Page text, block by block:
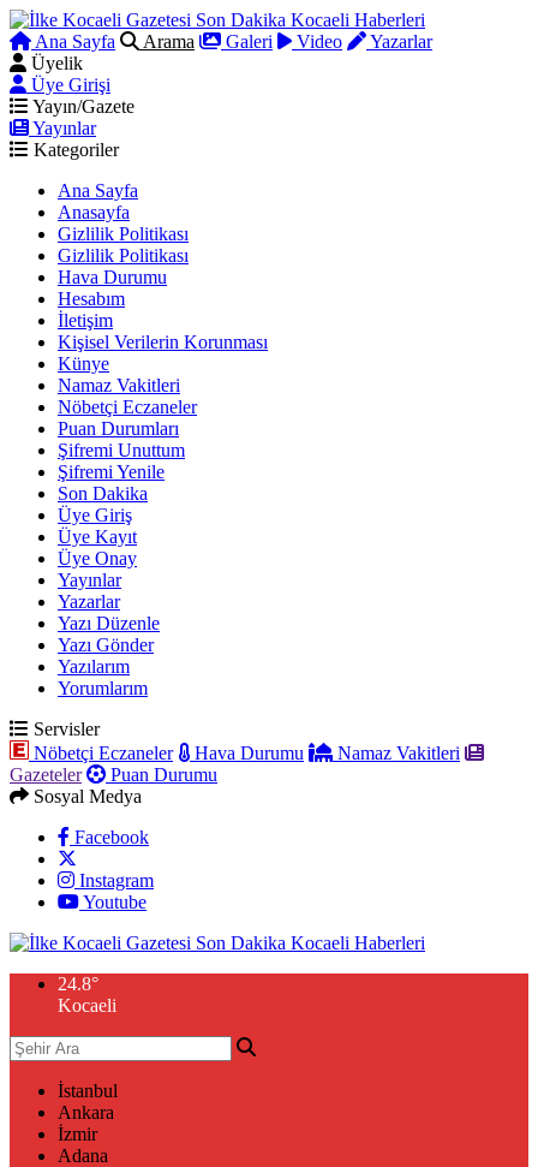
Ana Sayfa Arama Galeri Video
Yazarlar
Üyelik
Üye Girişi
Yayın/Gazete
Yayınlar
Kategoriler
Ana Sayfa
Anasayfa
Gizlilik Politikası
Gizlilik Politikası
Hava Durumu
Hesabım
İletişim
Kişisel Verilerin Korunması
Künye
Namaz Vakitleri
Nöbetçi Eczaneler
Puan Durumları
Şifremi Unuttum
Şifremi Yenile
Son Dakika
Üye Giriş
Üye Kayıt
Üye Onay
Yayınlar
Yazarlar
Yazı Düzenle
Yazı Gönder
Yazılarım
Yorumlarım
Servisler
Nöbetçi Eczaneler
Hava Durumu
Namaz Vakitleri
Gazeteler
Puan Durumu
Sosyal Medya
Facebook
Instagram
Youtube
24.8°
Kocaeli
İstanbul
Ankara
İzmir
Adana